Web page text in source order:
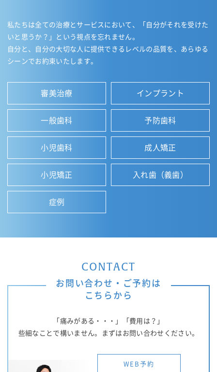
私たちは全ての治療とサービスにおいて、「自分がそれを受けた
いと思うか？」という視点を忘れません。
自分と、自分の大切な人に提供できるレベルの品質を、あらゆる
シーンでお約束いたします。
審美治療 インプラント
一般歯科 予防歯科
小児歯科 成人矯正
小児矯正 入れ歯（義歯）
症例
CONTACT
お問い合わせ・ご予約は
こちらから
「痛みがある・・・」「費用は？」
些細なことで構いません。まずはお問い合わせください。
WEB予約